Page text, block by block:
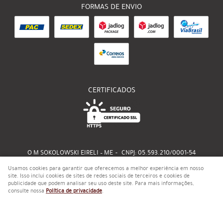
FORMAS DE ENVIO
CERTIFICADOS
O M SOKOLOWSKI EIRELI – ME CNPJ: 05.593.210/0001-54
LOJA VIRTUAL CRIADA POR
Usamos cookies para garantir que oferecemos a melhor experiência em nosso
site. Isso inclui cookies de sites de redes sociais de terceiros e cookies de
publicidade que podem analisar seu uso deste site. Para mais informações,
consulte nossa Política de privacidade.